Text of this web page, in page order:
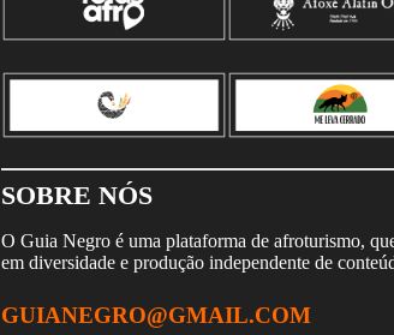
SOBRE NÓS
O Guia Negro é uma plataforma de afroturismo,
em diversidade e produção independente de
GUIANEGRO@GMAIL.COM